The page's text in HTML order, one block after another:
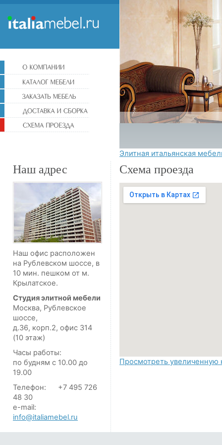
Элитная итальянская
Наш адрес
Наш офис расположен
на Рублевском шоссе, в
10 мин. пешком от м.
Крылатское.
Студия элитной мебели
Москва, Рублевское
шоссе,
д.36, корп.2, офис 314
(10 этаж)
Часы работы:
по будням с 10.00 до
19.00
Телефон:
+7 495 726
48 30
e-mail:
info@italiamebel.ru
Схема проезда
Просмотреть увеличенную